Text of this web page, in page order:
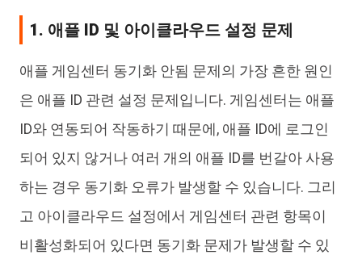
1. 애플 ID 및 아이클라우드 설정 문제
애플 게임센터 동기화 안됨 문제의 가장 흔한 원인
은 애플 ID 관련 설정 문제입니다. 게임센터는 애플
ID와 연동되어 작동하기 때문에, 애플 ID에 로그인
되어 있지 않거나 여러 개의 애플 ID를 번갈아 사용
하는 경우 동기화 오류가 발생할 수 있습니다. 그리
고 아이클라우드 설정에서 게임센터 관련 항목이
비활성화되어 있다면 동기화 문제가 발생할 수 있